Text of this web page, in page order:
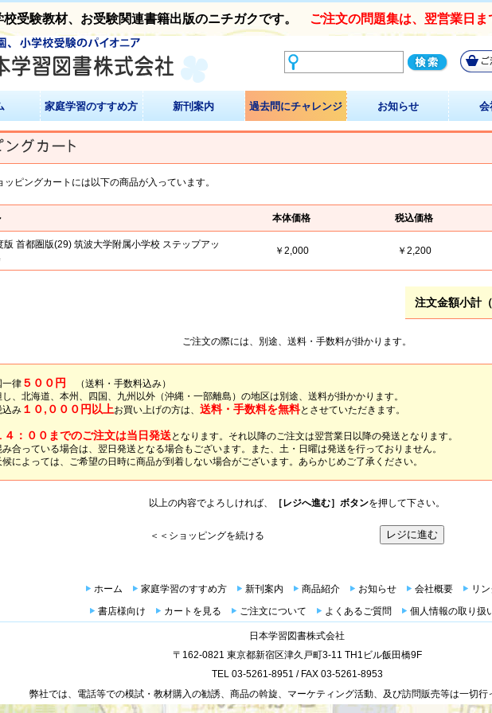
校受験教材、お受験関連書籍出版のニチガクです。 ご注文の問題集は、翌営業日ま
家庭学習のすすめ方 新刊案内 過去問にチャレンジ お知らせ 会
ピングカートには以下の商品が入っています。
本体価格 税込価格
版 首都圏版(29) 筑波大学附属小学校 ステップアッ
￥2,000 ￥2,200
注文金額小計
ご注文の際には、別途、送料・手数料が掛かります。
一律 ５００円
（送料・手数料込み）
、北海道、本州、四国、九州以外（沖縄・一部離島）の地区は別途、送料が掛かかります。
み １０,０００円以上お買い上げの方は、 送料・手数料を無料とさせていただきます。
４：００までのご注文は当日発送となります。それ以降のご注文は翌営業日以降の発送となります。
合っている場合は、翌日発送となる場合もございます。また、土・日曜は発送を行っておりません。
によっては、ご希望の日時に商品が到着しない場合がございます。あらかじめご了承ください。
以上の内容でよろしければ、 ［レジへ進む］ボタンを押して下さい。
＜＜ショッピングを続ける
ホーム 家庭学習のすすめ方 新刊案内 商品紹介 お知らせ 会社概要
リン
書店様向け
カートを見る ご注文について よくあるご質問 個人情報の取り扱
日本学習図書株式会社
〒162-0821 東京都新宿区津久戸町3-11 TH1ビル飯田橋9F
TEL 03-5261-8951 / FAX 03-5261-8953
弊社では、電話等での模試・教材購入の勧誘、商品の斡旋、マーケティング活動、及び訪問販売等は一切行